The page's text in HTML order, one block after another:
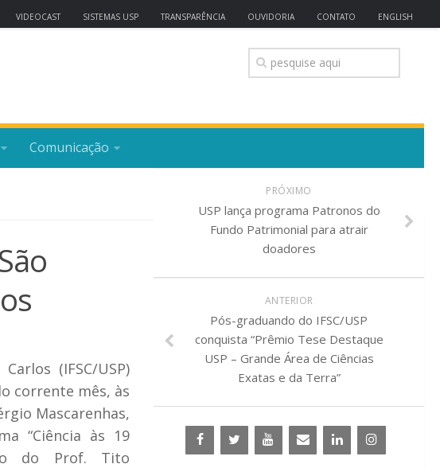
VIDEOCAST SISTEMAS USP TRANSPARÊNCIA OUVIDORIA CONTATO ENGLISH
Comunicação
(IFSC/USP)
corrente mês, às
Mascarenhas,
“Ciência às 19
do Prof. Tito
PRÓXIMO
USP lança programa Patronos do
Fundo Patrimonial para atrair
doadores
ANTERIOR
Pós-graduando do IFSC/USP
conquista “Prêmio Tese Destaque
USP – Grande Área de Ciências
Exatas e da Terra”